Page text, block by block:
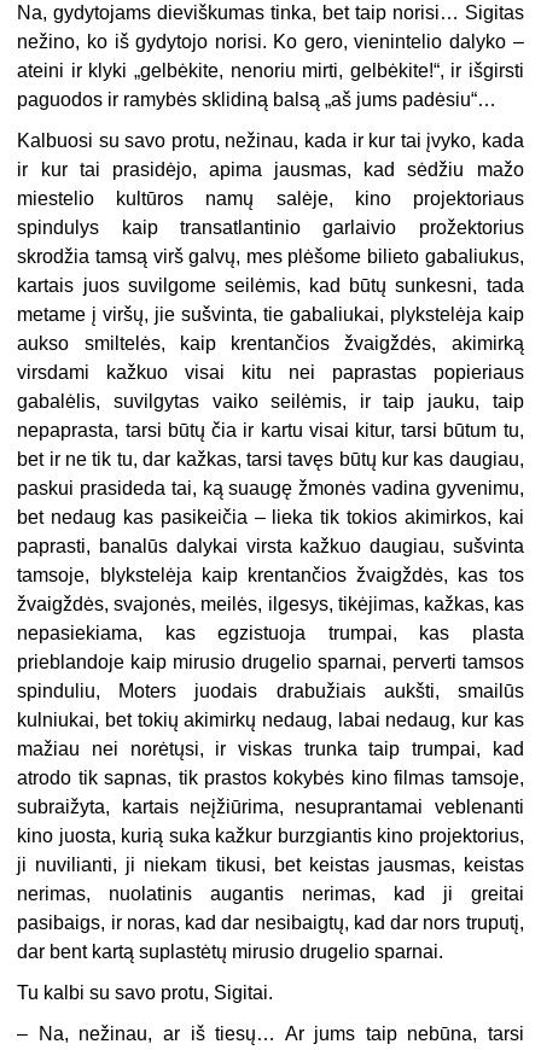
Na, gydytojams dieviškumas tinka, bet taip norisi… Sigitas
nežino, ko iš gydytojo norisi. Ko gero, vienintelio dalyko –
ateini ir klyki „gelbėkite, nenoriu mirti, gelbėkite!“, ir išgirsti
paguodos ir ramybės sklidiną balsą „aš jums padėsiu“…
Kalbuosi su savo protu, nežinau, kada ir kur tai įvyko, kada
ir kur tai prasidėjo, apima jausmas, kad sėdžiu mažo
miestelio kultūros namų salėje, kino projektoriaus
spindulys kaip transatlantinio garlaivio prožektorius
skrodžia tamsą virš galvų, mes plėšome bilieto gabaliukus,
kartais juos suvilgome seilėmis, kad būtų sunkesni, tada
metame į viršų, jie sušvinta, tie gabaliukai, plykstelėja kaip
aukso smiltelės, kaip krentančios žvaigždės, akimirką
virsdami kažkuo visai kitu nei paprastas popieriaus
gabalėlis, suvilgytas vaiko seilėmis, ir taip jauku, taip
nepaprasta, tarsi būtų čia ir kartu visai kitur, tarsi būtum tu,
bet ir ne tik tu, dar kažkas, tarsi tavęs būtų kur kas daugiau,
paskui prasideda tai, ką suaugę žmonės vadina gyvenimu,
bet nedaug kas pasikeičia – lieka tik tokios akimirkos, kai
paprasti, banalūs dalykai virsta kažkuo daugiau, sušvinta
tamsoje, blykstelėja kaip krentančios žvaigždės, kas tos
žvaigždės, svajonės, meilės, ilgesys, tikėjimas, kažkas, kas
nepasiekiama, kas egzistuoja trumpai, kas plasta
prieblandoje kaip mirusio drugelio sparnai, perverti tamsos
spinduliu, Moters juodais drabužiais aukšti, smailūs
kulniukai, bet tokių akimirkų nedaug, labai nedaug, kur kas
mažiau nei norėtųsi, ir viskas trunka taip trumpai, kad
atrodo tik sapnas, tik prastos kokybės kino filmas tamsoje,
subraižyta, kartais neįžiūrima, nesuprantamai veblenanti
kino juosta, kurią suka kažkur burzgiantis kino projektorius,
ji nuvilianti, ji niekam tikusi, bet keistas jausmas, keistas
nerimas, nuolatinis augantis nerimas, kad ji greitai
pasibaigs, ir noras, kad dar nesibaigtų, kad dar nors truputį,
dar bent kartą suplastėtų mirusio drugelio sparnai.
Tu kalbi su savo protu, Sigitai.
–
Na, nežinau, ar iš tiesų… Ar jums taip nebūna, tarsi